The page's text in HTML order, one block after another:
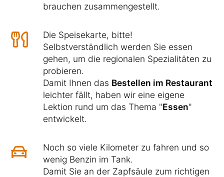
brauchen zusammengestellt.
Die Speisekarte, bitte!
Selbstverständlich werden Sie essen
gehen, um die regionalen Spezialitäten zu
probieren.
Damit Ihnen das Bestellen im Restaurant
leichter fällt, haben wir eine eigene
Lektion rund um das Thema "Essen"
entwickelt.
Noch so viele Kilometer zu fahren und so
wenig Benzin im Tank.
Damit Sie an der Zapfsäule zum richtigen